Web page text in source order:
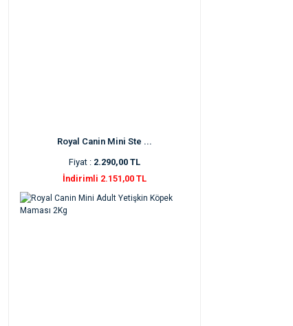
Royal Canin Mini Ste ...
Fiyat : 2.290,00 TL
İndirimli 2.151,00 TL